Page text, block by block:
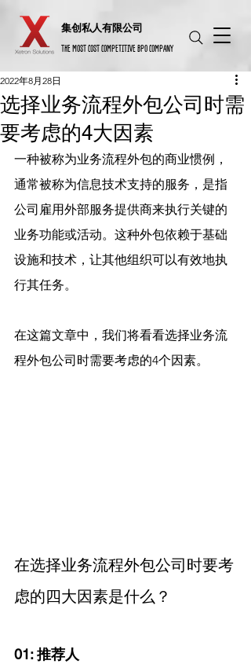
​集创私人有限公司
THE MOST COST COMPETITIVE BPO COMPANY
选择业务流程外包公司时需
要考虑的4大因素
2022年8月28日
一种被称为业务流程外包的商业惯例，
通常被称为信息技术支持的服务，是指
公司雇用外部服务提供商来执行关键的
业务功能或活动。这种外包依赖于基础
设施和技术，让其他组织可以有效地执
行其任务。
在这篇文章中，我们将看看选择业务流
程外包公司时需要考虑的4个因素。
在选择业务流程外包公司时要考
虑的四大因素是什么？
01: 推荐人